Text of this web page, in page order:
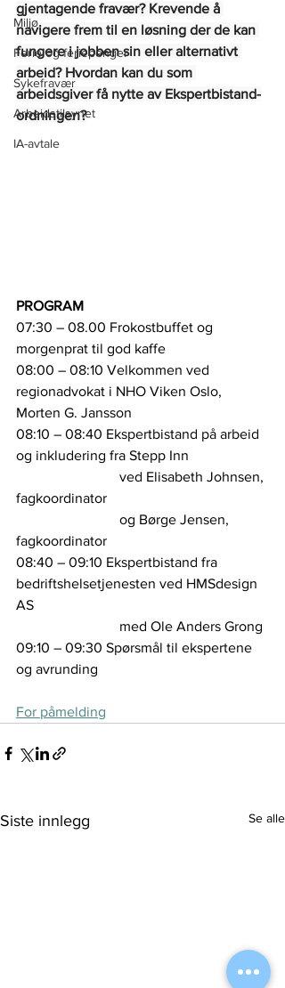
Miljø
Ferie og feriepenger
Sykefravær
Arbeidstilsynet
IA-avtale
gjentagende fravær? Krevende å
navigere frem til en løsning der de kan
fungere i jobben sin eller alternativt
arbeid? Hvordan kan du som
arbeidsgiver få nytte av Ekspertbistand-
ordningen?
PROGRAM
07:30 – 08.00 Frokostbuffet og
morgenprat til god kaffe
08:00 – 08:10 Velkommen ved
regionadvokat i NHO Viken Oslo,
Morten G. Jansson
08:10 – 08:40 Ekspertbistand på arbeid
og inkludering fra Stepp Inn
ved Elisabeth Johnsen,
fagkoordinator
og Børge Jensen,
fagkoordinator
08:40 – 09:10 Ekspertbistand fra
bedriftshelsetjenesten ved HMSdesign
AS
med Ole Anders Grong
09:10 – 09:30 Spørsmål til ekspertene
og avrunding
For påmelding
Siste innlegg Se alle